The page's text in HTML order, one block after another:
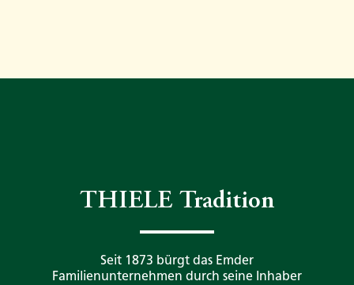
THIELE Tradition
Seit 1873 bürgt das Emder
Familienunternehmen durch seine Inhaber